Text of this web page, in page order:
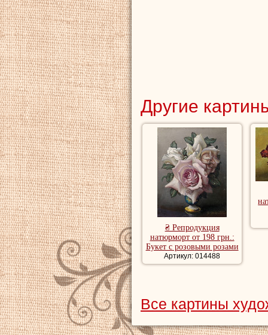
Другие
₴ Репродукция
натюрморт от 198 грн.:
Букет с розовыми розами
Артикул: 014488
Все картины